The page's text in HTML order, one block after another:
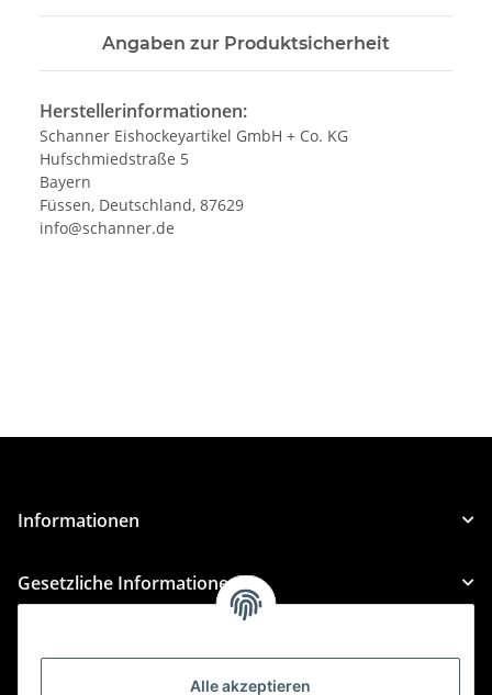
Alle akzeptieren
Angaben zur Produktsicherheit
Herstellerinformationen:
Schanner Eishockeyartikel GmbH + Co. KG
Hufschmiedstraße 5
Bayern
Füssen, Deutschland, 87629
info@schanner.de
Informationen
Gesetzliche Informationen